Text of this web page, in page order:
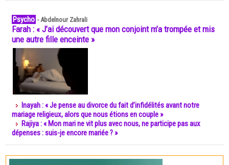
Psycho -Abdelnour Zahrali
Farah : « J’ai découvert que mon conjoint m’a trompée et mis
une autre fille enceinte »
Inayah : « Je pense au divorce du fait d’infidélités avant notre
mariage religieux, alors que nous étions en couple »
Rajiya : « Mon mari ne vit plus avec nous, ne participe pas aux
dépenses : suis-je encore mariée ? »